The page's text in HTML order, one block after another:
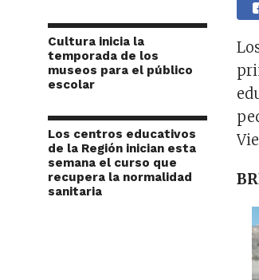
Cultura inicia la
temporada de los
museos para el público
escolar
Los centros educativos
de la Región inician esta
semana el curso que
recupera la normalidad
sanitaria